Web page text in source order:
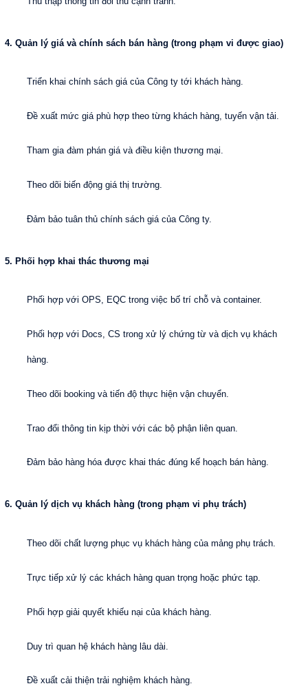
4. Quản lý giá và chính sách bán hàng (trong phạm vi được giao)
Triển khai chính sách giá của Công ty tới khách hàng.
Đề xuất mức giá phù hợp theo từng khách hàng, tuyến vận tải.
Tham gia đàm phán giá và điều kiện thương mại.
Theo dõi biến động giá thị trường.
Đảm bảo tuân thủ chính sách giá của Công ty.
5. Phối hợp khai thác thương mại
Phối hợp với OPS, EQC trong việc bố trí chỗ và container.
Phối hợp với Docs, CS trong xử lý chứng từ và dịch vụ khách
hàng.
Theo dõi booking và tiến độ thực hiện vận chuyển.
Trao đổi thông tin kịp thời với các bộ phận liên quan.
Đảm bảo hàng hóa được khai thác đúng kế hoạch bán hàng.
6. Quản lý dịch vụ khách hàng (trong phạm vi phụ trách)
Theo dõi chất lượng phục vụ khách hàng của mảng phụ trách.
Trực tiếp xử lý các khách hàng quan trọng hoặc phức tạp.
Phối hợp giải quyết khiếu nại của khách hàng.
Duy trì quan hệ khách hàng lâu dài.
Đề xuất cải thiện trải nghiệm khách hàng.